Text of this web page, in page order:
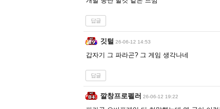
답글
깃털 26-06-12 14:53
갑자기 그 파라곤? 그 게임 생각나네
답글
깔창프로펠러 26-06-12 19:22